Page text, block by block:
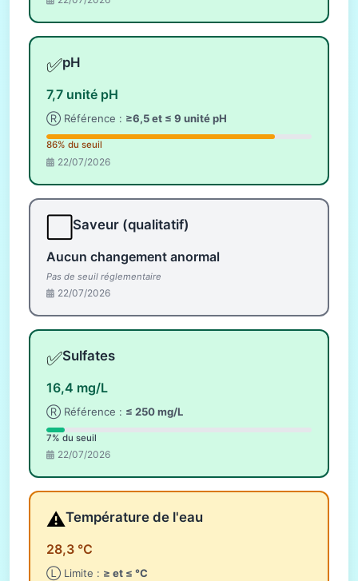
✅pH
7,7 unité pH
Ⓡ Référence : ≥6,5 et ≤ 9 unité pH
86% du seuil
22/07/2026
Saveur (qualitatif)
Aucun changement anormal
Pas de seuil réglementaire
22/07/2026
✅Sulfates
16,4 mg/L
Ⓡ Référence : ≤ 250 mg/L
7% du seuil
22/07/2026
⚠️Température de l'eau
28,3 °C
Ⓛ Limite : ≥ et ≤ °C